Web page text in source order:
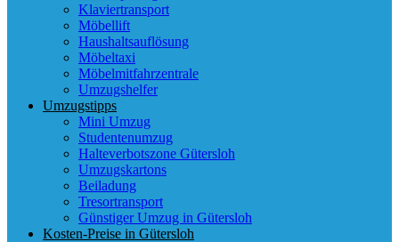
Klaviertransport
Möbellift
Haushaltsauflösung
Möbeltaxi
Möbelmitfahrzentrale
Umzugshelfer
Umzugstipps
Mini Umzug
Studentenumzug
Halteverbotszone Gütersloh
Umzugskartons
Beiladung
Tresortransport
Günstiger Umzug in Gütersloh
Kosten-Preise in Gütersloh